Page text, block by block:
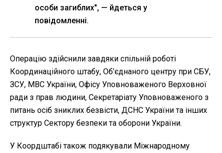
особи загиблих", — йдеться у
повідомленні.
Операцію здійснили завдяки спільній роботі
Координаційного штабу, Об’єднаного центру при СБУ,
ЗСУ, МВС України, Офісу Уповноваженого Верховної
ради з прав людини, Секретаріату Уповноваженого з
питань осіб зниклих безвісти, ДСНС України та інших
структур Сектору безпеки та оборони України.
У Коордштабі також подякували Міжнародному